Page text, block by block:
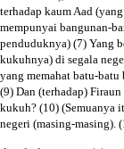
terhadap kaum Aad
mempunyai bangunan-
penduduknya) (7) Yang
kukuhnya) di segala
yang memahat batu-
(9) Dan (terhadap)
kukuh? (10) (Semuanya
negeri (masing-masing).